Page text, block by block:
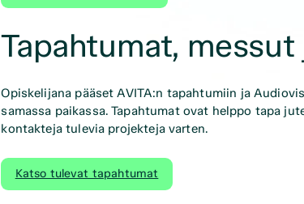
Tapahtumat,
Opiskelijana pääset AVITA:n tapahtumiin ja
samassa paikassa. Tapahtumat ovat helppo tapa
kontakteja tulevia projekteja varten.
Katso tulevat tapahtumat